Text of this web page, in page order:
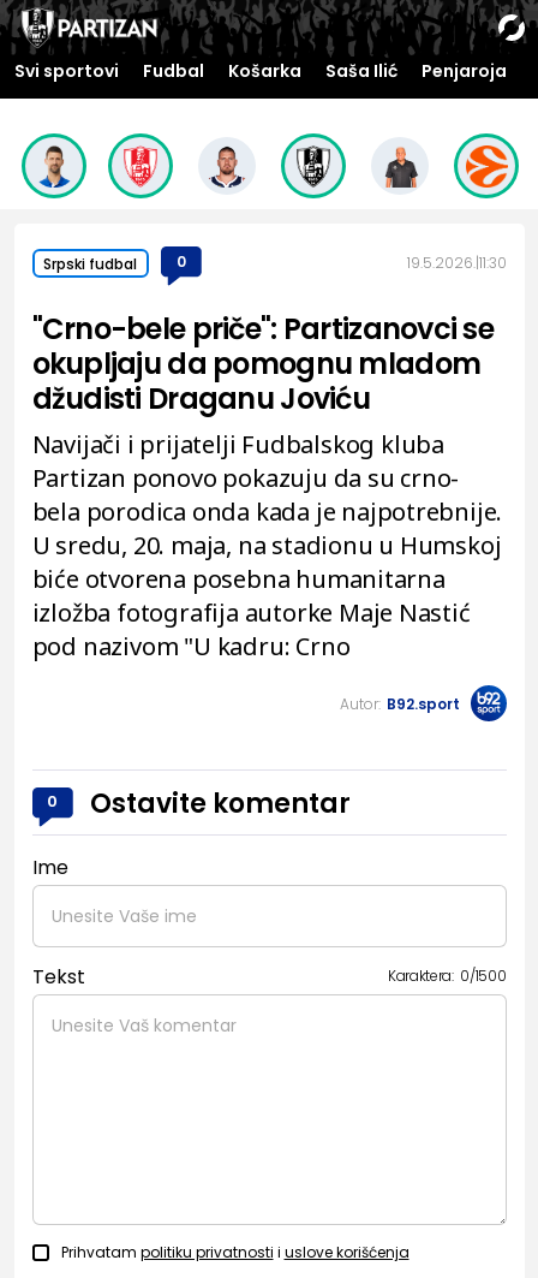
Svi sportovi Fudbal Košarka Saša Ilić Penjaroja
Srpski fudbal 0 19.5.2026. 11:30
"Crno-bele priče": Partizanovci se
okupljaju da pomognu mladom
džudisti Draganu Joviću
Navijači i prijatelji Fudbalskog kluba
Partizan ponovo pokazuju da su crno-
bela porodica onda kada je najpotrebnije.
U sredu, 20. maja, na stadionu u Humskoj
biće otvorena posebna humanitarna
izložba fotografija autorke Maje Nastić
pod nazivom "U kadru: Crno
Autor: B92.sport
0 Ostavite komentar
Ime
Tekst Karaktera: 0/1500
Prihvatam politiku privatnosti i uslove korišćenja